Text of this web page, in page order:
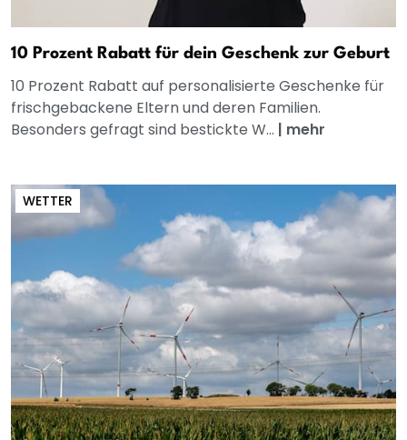
10 Prozent Rabatt für dein Geschenk zur Geburt
10 Prozent Rabatt auf personalisierte Geschenke für
frischgebackene Eltern und deren Familien.
Besonders gefragt sind bestickte W... | mehr
WETTER